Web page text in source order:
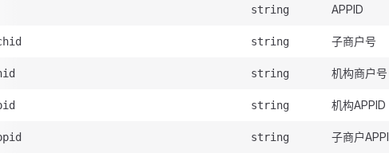
string APPID
string 子商户号
string 机构商户号
string 机构APPID
string 子商户